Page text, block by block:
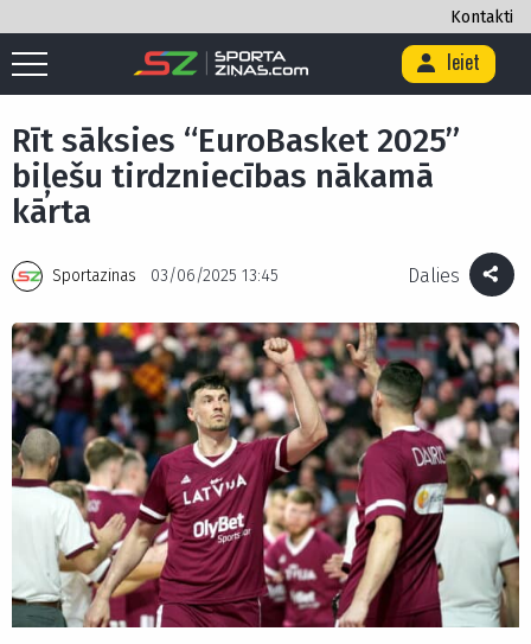
Kontakti
Ieiet
Sākums Basketbols / Rīt sāksies “EuroBasket 2025” biļešu
Rīt sāksies “EuroBasket 2025”
biļešu tirdzniecības nākamā
kārta
Sportazinas 03/06/2025 13:45 Dalies